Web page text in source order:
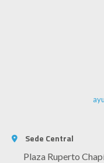
Sede Central
Plaza Ruperto